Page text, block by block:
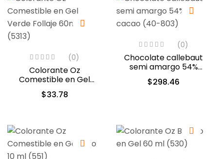
(0)
Colorante Oz
Comestible en Gel
Verde Follaje 60ml
(5313)
$33.78
(0)
Chocolate callebaut
semi amargo 54%
cacao (40-803)
$298.46